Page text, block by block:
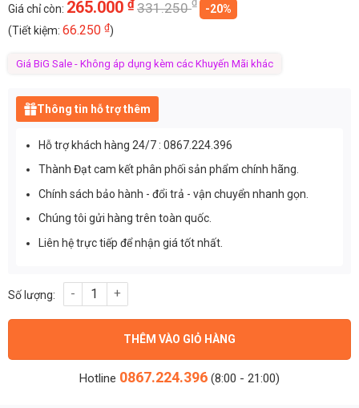
Giá chỉ còn: 265.000 ₫331.250
-20%
(Tiết kiệm: 66.250 ₫)
Giá BiG Sale - Không áp dụng kèm các Khuyến Mãi khác
Thông tin hỗ trợ thêm
Hỗ trợ khách hàng 24/7 : 0867.224.396
Thành Đạt cam kết phân phối sản phẩm chính hãng.
Chính sách bảo hành - đổi trả - vận chuyển nhanh gọn.
Chúng tôi gửi hàng trên toàn quốc.
Liên hệ trực tiếp để nhận giá tốt nhất.
Nguồn tổ ong 5v 20A Thành Đạt Led số lượng
THÊM VÀO GIỎ HÀNG
Hotline 0867.224.396 (8:00 - 21:00)